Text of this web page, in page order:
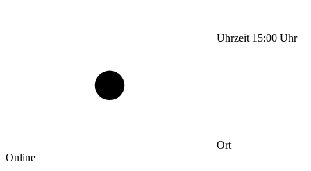
Uhrzeit 15:00 Uhr
Ort
Online